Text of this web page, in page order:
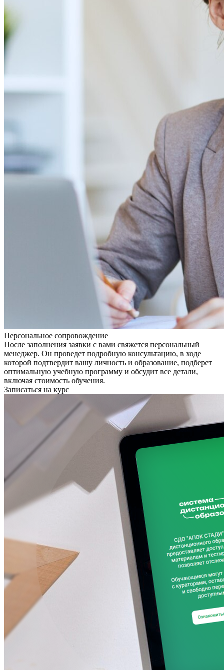
Персональное сопровождение
После заполнения заявки с вами свяжется персональный
менеджер. Он проведет подробную консультацию, в ходе
которой подтвердит вашу личность и образование, подберет
оптимальную учебную программу и обсудит все детали,
включая стоимость обучения.
Записаться на курс